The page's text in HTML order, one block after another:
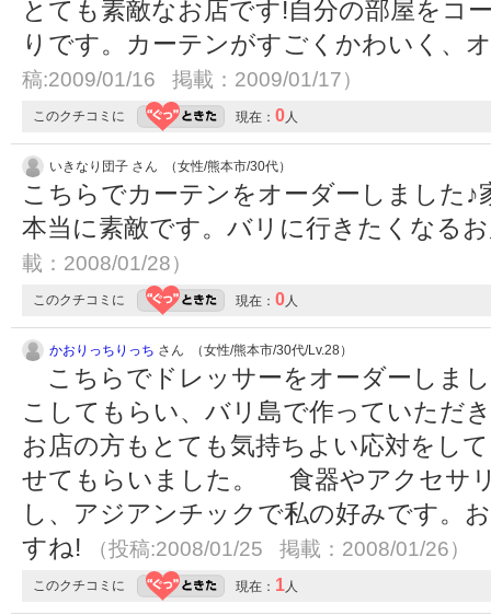
とても素敵なお店です!自分の部屋をコ
りです。カーテンがすごくかわいく、
稿:2009/01/16 掲載：2009/01/17）
このクチコミに 現在： 0 人
いきなり団子 さん （女性/熊本市/30代）
こちらでカーテンをオーダーしました
本当に素敵です。バリに行きたくなる
載：2008/01/28）
このクチコミに 現在： 0 人
かおりっちりっち さん （女性/熊本市/30代/Lv.28）
こちらでドレッサーをオーダーしま
こしてもらい、バリ島で作っていただ
お店の方もとても気持ちよい応対をし
せてもらいました。 食器やアクセサ
し、アジアンチックで私の好みです。
すね!
（投稿:2008/01/25 掲載：2008/01/26）
このクチコミに 現在： 1 人